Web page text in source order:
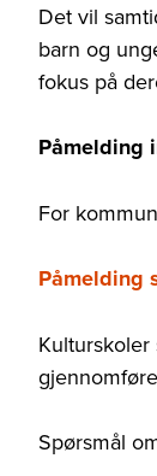
Det vil
barn og
fokus på
Påmelding
For
Påmelding
Spørsmål